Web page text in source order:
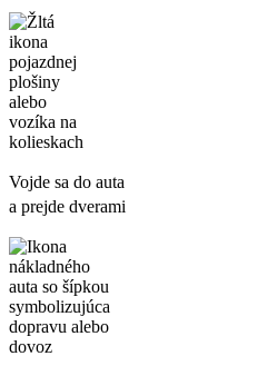
Vojde sa do auta
a prejde dverami